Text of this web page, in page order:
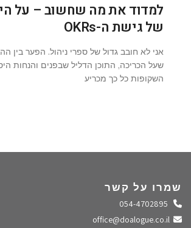
למדוד את מה שחשוב – על
של גישת ה-OKRs
אני לא חובב גדול של ספרי ניהול. הפער בין
שעל הכריכה, התוכן הדליל שבפנים והנחות
השקופות כל כך מכריע
שמרו על קשר
התקשרו אלינו
שלחו מייל